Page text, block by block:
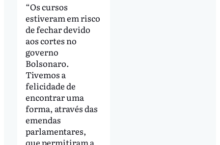
“Os cursos
estiveram em risco
de fechar devido
aos cortes no
governo
Bolsonaro.
Tivemos a
felicidade de
encontrar uma
forma, através das
emendas
parlamentares,
que permitiram a